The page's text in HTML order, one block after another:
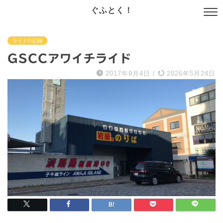
ぐふとく！
ライドの記録
GSCCアワイチライド
2017年9月4日 / 2026年5月24日